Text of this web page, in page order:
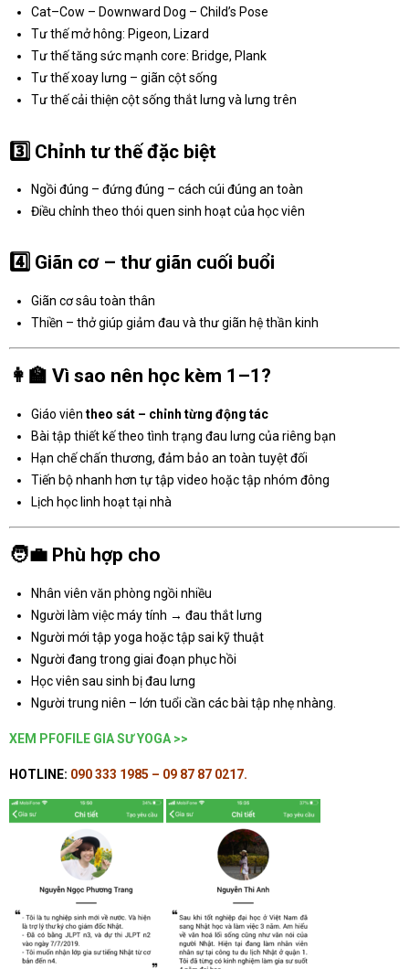
Cat–Cow – Downward Dog – Child’s Pose
Tư thế mở hông: Pigeon, Lizard
Tư thế tăng sức mạnh core: Bridge, Plank
Tư thế xoay lưng – giãn cột sống
Tư thế cải thiện cột sống thắt lưng và lưng trên
3️⃣ Chỉnh tư thế đặc biệt
Ngồi đúng – đứng đúng – cách cúi đúng an toàn
Điều chỉnh theo thói quen sinh hoạt của học viên
4️⃣ Giãn cơ – thư giãn cuối buổi
Giãn cơ sâu toàn thân
Thiền – thở giúp giảm đau và thư giãn hệ thần kinh
👩‍🏫 Vì sao nên học kèm 1–1?
Giáo viên theo sát – chỉnh từng động tác
Bài tập thiết kế theo tình trạng đau lưng của riêng bạn
Hạn chế chấn thương, đảm bảo an toàn tuyệt đối
Tiến bộ nhanh hơn tự tập video hoặc tập nhóm đông
Lịch học linh hoạt tại nhà
🧑‍💼 Phù hợp cho
Nhân viên văn phòng ngồi nhiều
Người làm việc máy tính → đau thắt lưng
Người mới tập yoga hoặc tập sai kỹ thuật
Người đang trong giai đoạn phục hồi
Học viên sau sinh bị đau lưng
Người trung niên – lớn tuổi cần các bài tập nhẹ nhàng.
XEM PFOFILE GIA SƯ YOGA >>
HOTLINE: 090 333 1985 – 09 87 87 0217.